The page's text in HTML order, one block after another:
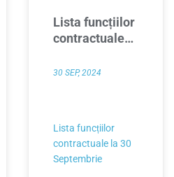
Lista funcțiilor
contractuale
2024
30 SEP, 2024
Lista funcțiilor
contractuale la 30
Septembrie